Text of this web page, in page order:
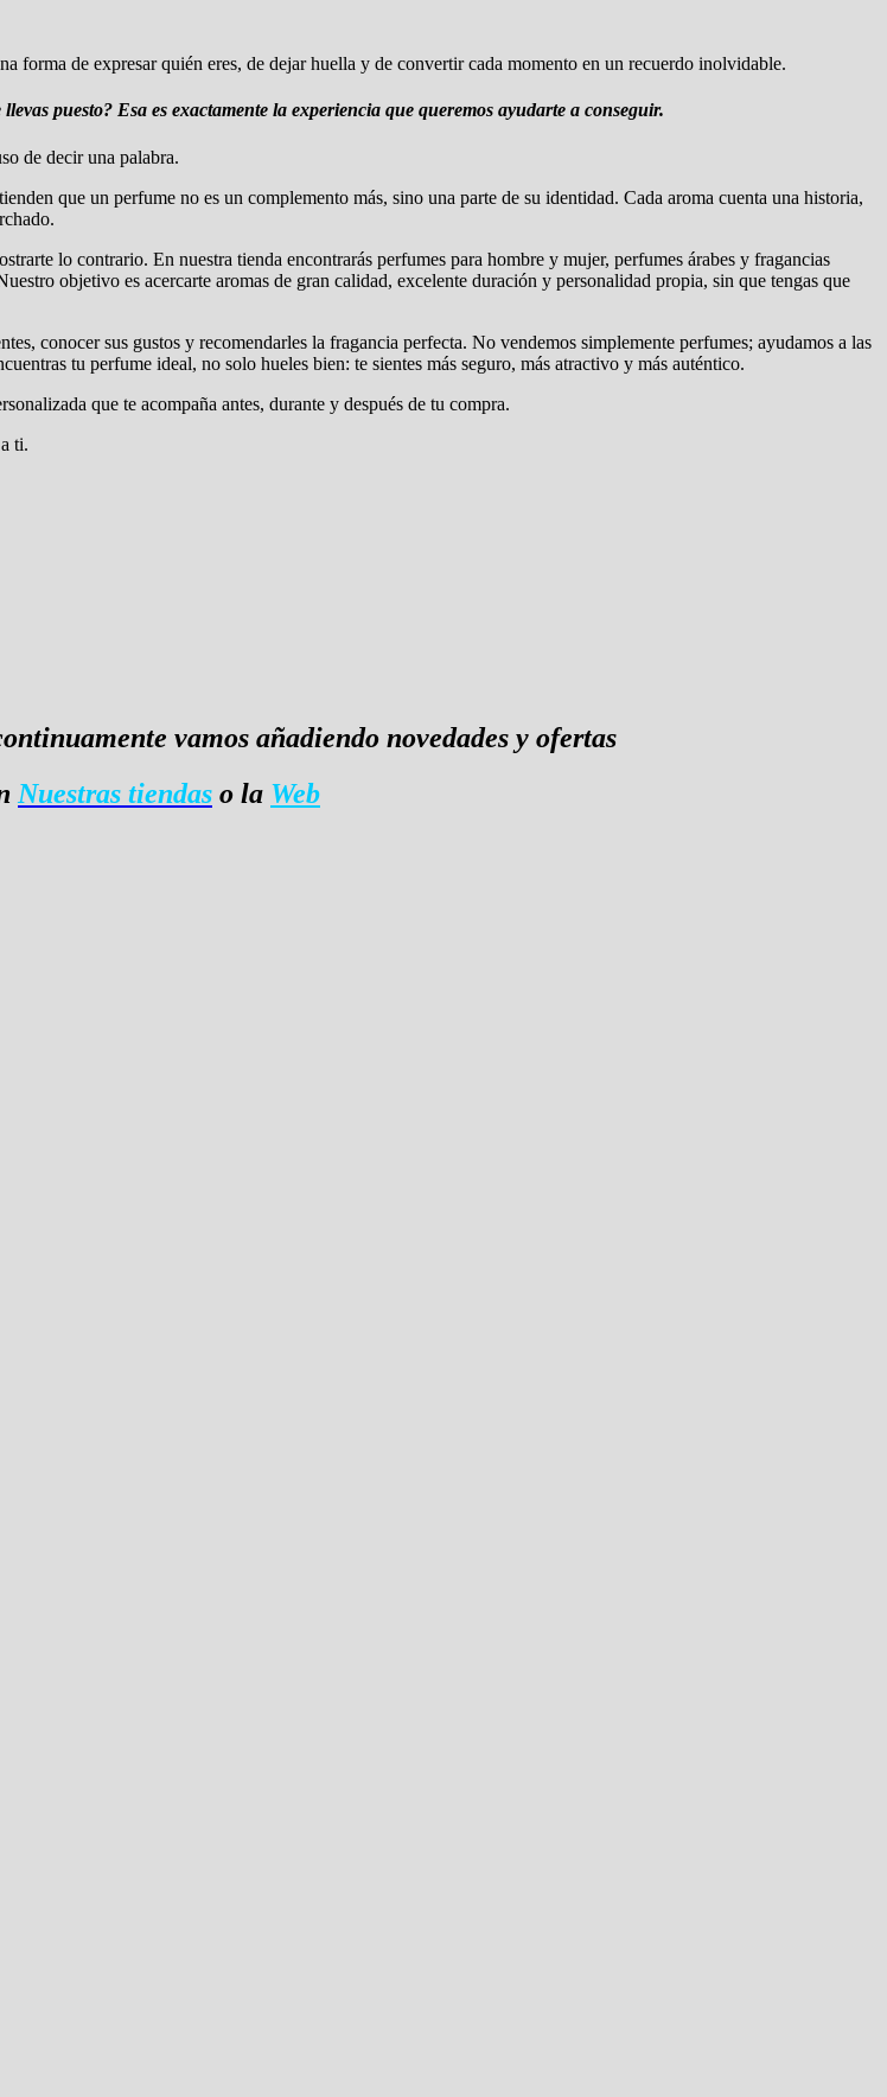
forma de expresar quién eres, de dejar huella y de convertir cada momento en un recuerdo inolvidable.
puesto? Esa es exactamente la experiencia que queremos ayudarte a conseguir.
de decir una palabra.
que un perfume no es un complemento más, sino una parte de su identidad. Cada aroma cuenta una historia,
lo contrario. En nuestra tienda encontrarás perfumes para hombre y mujer, perfumes árabes y fragancias
objetivo es acercarte aromas de gran calidad, excelente duración y personalidad propia, sin que tengas que
conocer sus gustos y recomendarles la fragancia perfecta. No vendemos simplemente perfumes; ayudamos a las
tu perfume ideal, no solo hueles bien: te sientes más seguro, más atractivo y más auténtico.
que te acompaña antes, durante y después de tu compra.
ti.
vamos añadiendo novedades y ofertas
Nuestras tiendas o la Web